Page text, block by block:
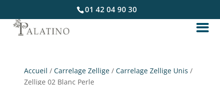
01 42 04 90 30
Accueil /Carrelage Zellige /Carrelage Zellige Unis /
Zellige 02 Blanc Perle